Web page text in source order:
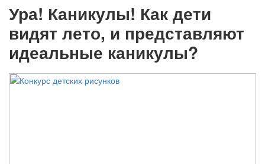
Ура! Каникулы! Как дети
видят лето, и представляют
идеальные каникулы?